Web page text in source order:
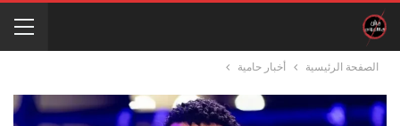
الصفحة الرئيسية أخبار حامية